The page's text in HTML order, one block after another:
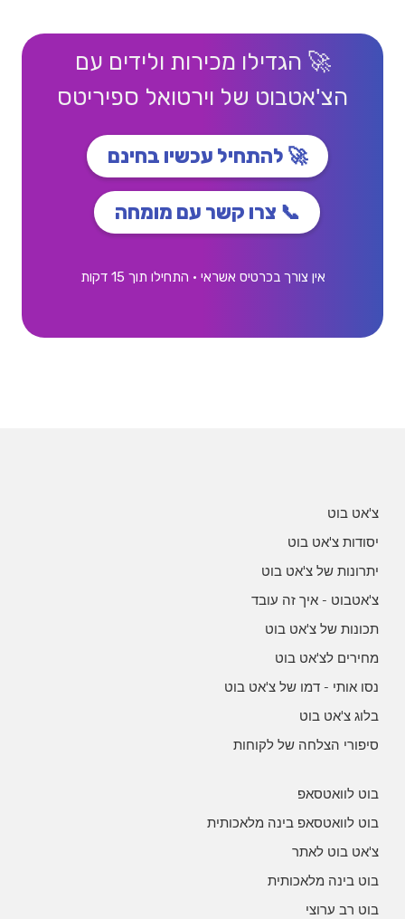
🚀 הגדילו מכירות ולידים עם
הצ'אטבוט של וירטואל ספיריטס
🚀 להתחיל עכשיו בחינם
📞 צרו קשר עם מומחה
אין צורך בכרטיס אשראי • התחילו תוך 15 דקות
צ'אט בוט
יסודות צ'אט בוט
יתרונות של צ'אט בוט
צ'אטבוט - איך זה עובד
תכונות של צ'אט בוט
מחירים לצ'אט בוט
נסו אותי - דמו של צ'אט בוט
בלוג צ'אט בוט
סיפורי הצלחה של לקוחות
בוט לוואטסאפ
בוט לוואטסאפ בינה מלאכותית
צ'אט בוט לאתר
בוט בינה מלאכותית
בוט רב ערוצי